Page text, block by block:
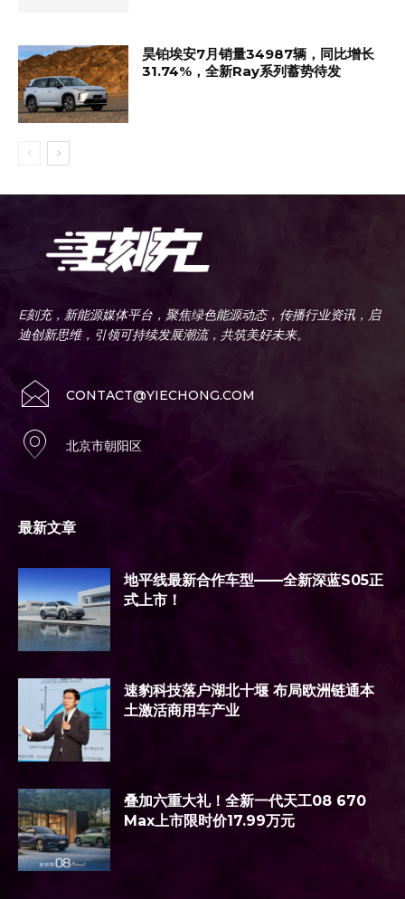
昊铂埃安7月销量34987辆，同比增长
31.74%，全新Ray系列蓄势待发
E刻充，新能源媒体平台，聚焦绿色能源动态，传播行业资讯，启
迪创新思维，引领可持续发展潮流，共筑美好未来。
CONTACT@YIECHONG.COM
北京市朝阳区
最新文章
地平线最新合作车型——全新深蓝S05正
式上市！
速豹科技落户湖北十堰 布局欧洲链通本
土激活商用车产业
叠加六重大礼！全新一代天工08 670
Max上市限时价17.99万元